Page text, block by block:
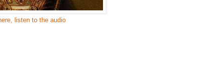
listen to the audio